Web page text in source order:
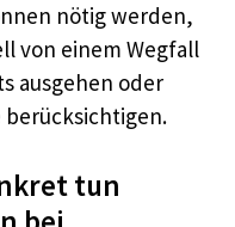
nötig werden,
von einem Wegfall
ausgehen oder
tun